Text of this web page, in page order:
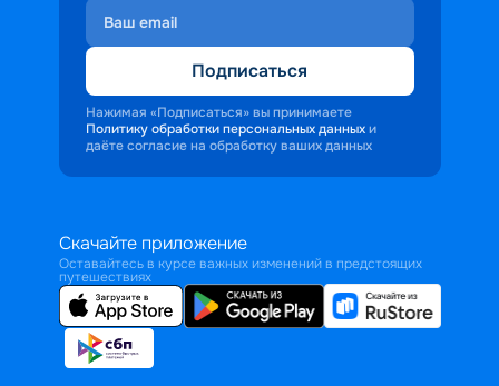
Подписаться
Нажимая «Подписаться» вы принимаете
Политику обработки персональных данных и
даёте согласие на обработку ваших данных
Скачайте приложение
Оставайтесь в курсе важных изменений в предстоящих
путешествиях